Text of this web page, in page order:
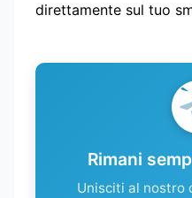
direttamente sul tuo
Rimani
Unisciti al nostro